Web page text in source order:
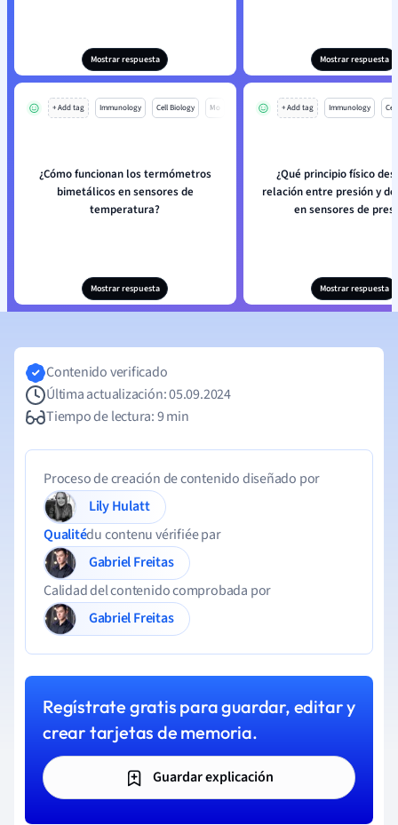
Mostrar respuesta Mostrar respuesta
+ Add tag Immunology Cell Biology Mo
¿Cómo funcionan los termómetros
bimetálicos en sensores de
temperatura?
Mostrar respuesta
+ Add tag Immunology
¿Qué principio físico
relación entre presión y
en sensores de
Mostrar respuesta
Contenido verificado
Última actualización: 05.09.2024
Tiempo de lectura: 9 min
Proceso de creación de contenido diseñado por
Lily Hulatt
Qualitédu contenu vérifiée par
Gabriel Freitas
Calidad del contenido comprobada por
Gabriel Freitas
Regístrate gratis para guardar, editar y
crear tarjetas de memoria.
Guardar explicación